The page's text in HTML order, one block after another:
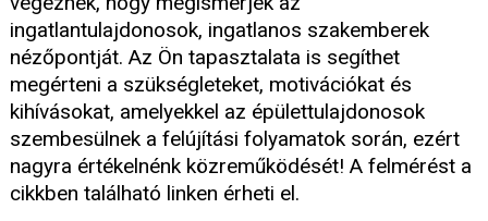
ingatlantulajdonosok, ingatlanos szakemberek
nézőpontját. Az Ön tapasztalata is segíthet
megérteni a szükségleteket, motivációkat és
kihívásokat, amelyekkel az épülettulajdonosok
szembesülnek a felújítási folyamatok során, ezért
nagyra értékelnénk közreműködését! A felmérést a
cikkben található linken érheti el.